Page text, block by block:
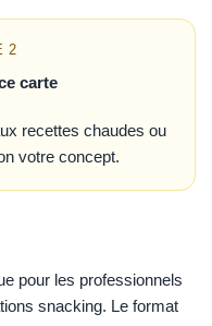
2
carte
recettes chaudes ou
votre concept.
pour les professionnels
snacking. Le format